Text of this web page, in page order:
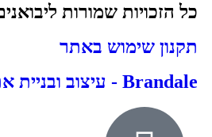
כל הזכויות שמורות ליבואנים
תקנון שימוש באתר
Brandale - עיצוב ובניית אתרים